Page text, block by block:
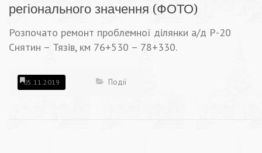
регіонального значення (ФОТО)
Розпочато ремонт проблемної ділянки а/д Р-20
Снятин – Тязів, км 76+530 – 78+330.
05.11.2019 Події